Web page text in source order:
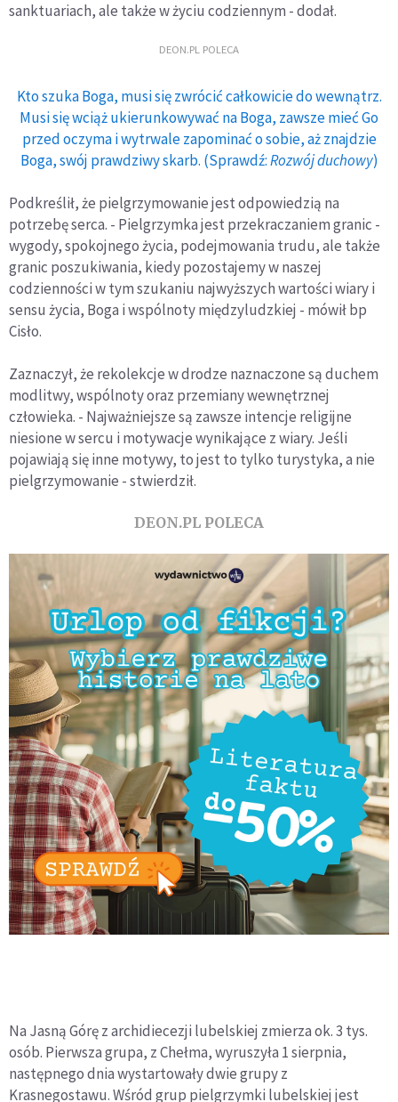
sanktuariach, ale także w życiu codziennym - dodał.
DEON.PL POLECA
Kto szuka Boga, musi się zwrócić całkowicie do wewnątrz.
Musi się wciąż ukierunkowywać na Boga, zawsze mieć Go
przed oczyma i wytrwale zapominać o sobie, aż znajdzie
Boga, swój prawdziwy skarb. (Sprawdź:Rozwój duchowy)
Podkreślił, że pielgrzymowanie jest odpowiedzią na
potrzebę serca. - Pielgrzymka jest przekraczaniem granic -
wygody, spokojnego życia, podejmowania trudu, ale także
granic poszukiwania, kiedy pozostajemy w naszej
codzienności w tym szukaniu najwyższych wartości wiary i
sensu życia, Boga i wspólnoty międzyludzkiej - mówił bp
Cisło.
Zaznaczył, że rekolekcje w drodze naznaczone są duchem
modlitwy, wspólnoty oraz przemiany wewnętrznej
człowieka. - Najważniejsze są zawsze intencje religijne
niesione w sercu i motywacje wynikające z wiary. Jeśli
pojawiają się inne motywy, to jest to tylko turystyka, a nie
pielgrzymowanie - stwierdził.
DEON.PL POLECA
Na Jasną Górę z archidiecezji lubelskiej zmierza ok. 3 tys.
osób. Pierwsza grupa, z Chełma, wyruszyła 1 sierpnia,
następnego dnia wystartowały dwie grupy z
Krasnegostawu. Wśród grup pielgrzymki lubelskiej jest